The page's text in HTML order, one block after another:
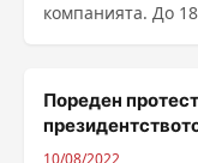
компанията. До 18 август ще се търсят общо 5,5 млн.
Пореден
10/08/2022